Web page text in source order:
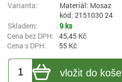
Materiál: Mosaz
kód: 2151030 24
9 ks
45,45 Kč
55 Kč
vložit do koše